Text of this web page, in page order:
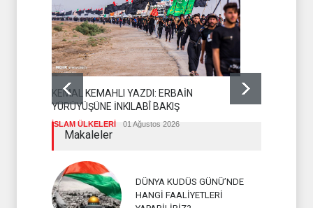
KEMAL KEMAHLI YAZDI: ERBAİN
YÜRÜYÜŞÜNE İNKILABÎ BAKIŞ
İSLAM ÜLKELERİ 01 Ağustos 2026
Makaleler
DÜNYA KUDÜS GÜNÜ’NDE
HANGİ FAALİYETLERİ